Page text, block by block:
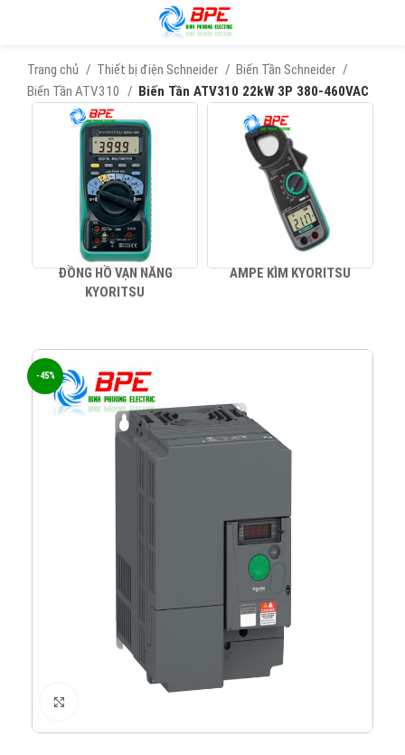
Trang chủ Thiết bị điện Schneider
Biến Tần Schneider
Biến Tần ATV310
Biến Tần ATV310 22kW 3P 380-460VAC
ĐỒNG HỒ VẠN NĂNG
KYORITSU
AMPE KÌM KYORITSU
-45%